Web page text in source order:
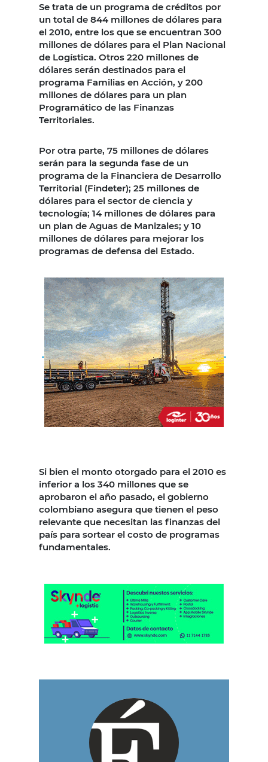
Se trata de un programa de créditos por
un total de 844 millones de dólares para
el 2010, entre los que se encuentran 300
millones de dólares para el Plan Nacional
de Logística. Otros 220 millones de
dólares serán destinados para el
programa Familias en Acción, y 200
millones de dólares para un plan
Programático de las Finanzas
Territoriales.
Por otra parte, 75 millones de dólares
serán para la segunda fase de un
programa de la Financiera de Desarrollo
Territorial (Findeter); 25 millones de
dólares para el sector de ciencia y
tecnología; 14 millones de dólares para
un plan de Aguas de Manizales; y 10
millones de dólares para mejorar los
programas de defensa del Estado.
Si bien el monto otorgado para el 2010 es
inferior a los 340 millones que se
aprobaron el año pasado, el gobierno
colombiano asegura que tienen el peso
relevante que necesitan las finanzas del
país para sortear el costo de programas
fundamentales.